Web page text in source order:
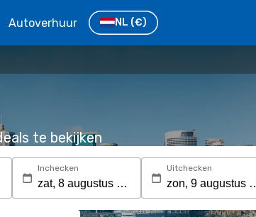
Autoverhuur NL (€)
te bekijken
Inchecken Uitchecken